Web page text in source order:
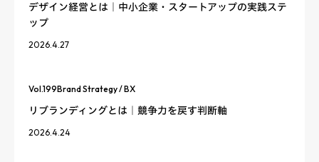
デザイン経営とは｜中小企業・スタートアップの実践ステ
ップ
2026.4.27
Vol.199Brand Strategy / BX
リブランディングとは｜競争力を戻す判断軸
2026.4.24